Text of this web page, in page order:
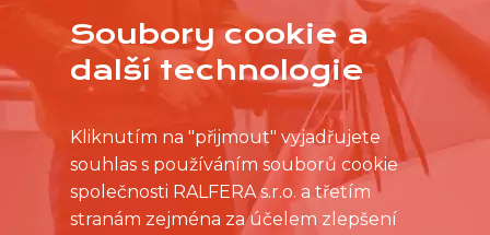
Soubory cookie a
další technologie
Kliknutím na "přijmout" vyjadřujete
souhlas s používáním souborů cookie
společnosti RALFERA s.r.o. a třetím
stranám zejména za účelem zlepšení